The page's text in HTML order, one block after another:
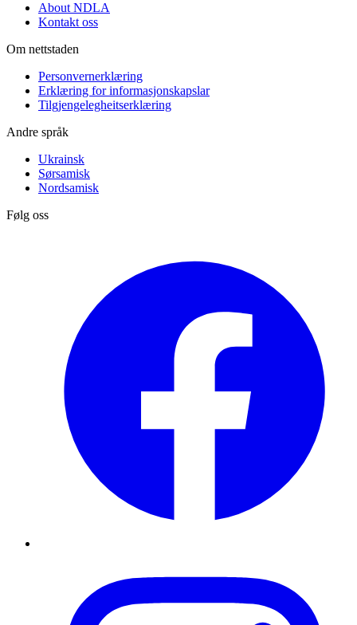
About NDLA
Kontakt oss
Om nettstaden
Personvernerklæring
Erklæring for informasjonskapslar
Tilgjengelegheitserklæring
Andre språk
Ukrainsk
Sørsamisk
Nordsamisk
Følg oss